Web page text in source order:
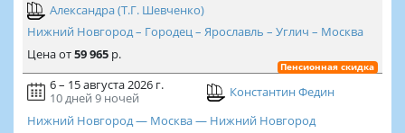
Александра (Т.Г. Шевченко)
Нижний Новгород – Городец – Ярославль – Углич – Москва
Ценаот59 965р.
Пенсионная скидка
6 – 15 августа 2026 г.
10 дней 9 ночей
Константин Федин
Нижний Новгород — Москва — Нижний Новгород